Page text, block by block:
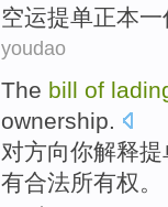
空运提单正本
youdao
The bill of
ownership
对方向你解释提
有合法所有权 。